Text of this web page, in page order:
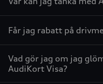
Får jag rabatt på
Vad gör jag om jag
AudiKort Visa?